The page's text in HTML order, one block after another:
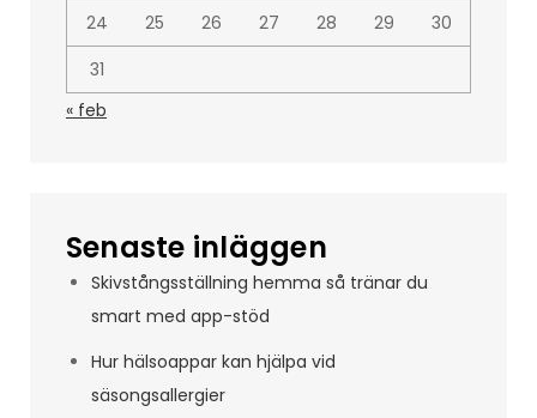
24
25 26 27 28 29
30
31
« feb
Senaste inläggen
Skivstångsställning hemma så tränar du
smart med app-stöd
Hur hälsoappar kan hjälpa vid
säsongsallergier